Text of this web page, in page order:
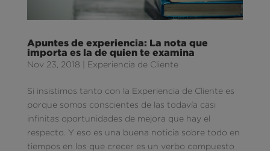
Apuntes de experiencia: La nota que
importa es la de quien te examina
Nov 23, 2018 Experiencia de Cliente
Si insistimos tanto con la Experiencia de Cliente es
porque somos conscientes de las todavía casi
infinitas oportunidades de mejora que hay el
respecto. Y eso es una buena noticia sobre todo en
tiempos en los que crecer es un verbo compuesto